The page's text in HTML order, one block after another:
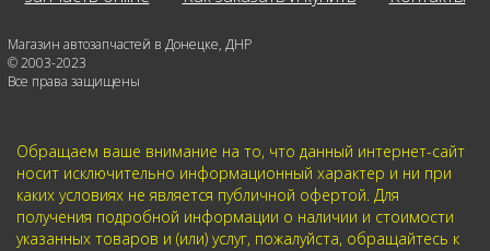
Магазин автозапчастей в Донецке, ДНР
© 2003-2023
Все права защищены
Обращаем ваше внимание на то, что данный интернет-сайт
носит исключительно информационный характер и ни при
каких условиях не является публичной офертой. Для
получения подробной информации о наличии и стоимости
указанных товаров и (или) услуг, пожалуйста, обращайтесь к